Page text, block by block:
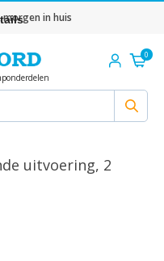
morgen in huis
0
uitvoering, 2